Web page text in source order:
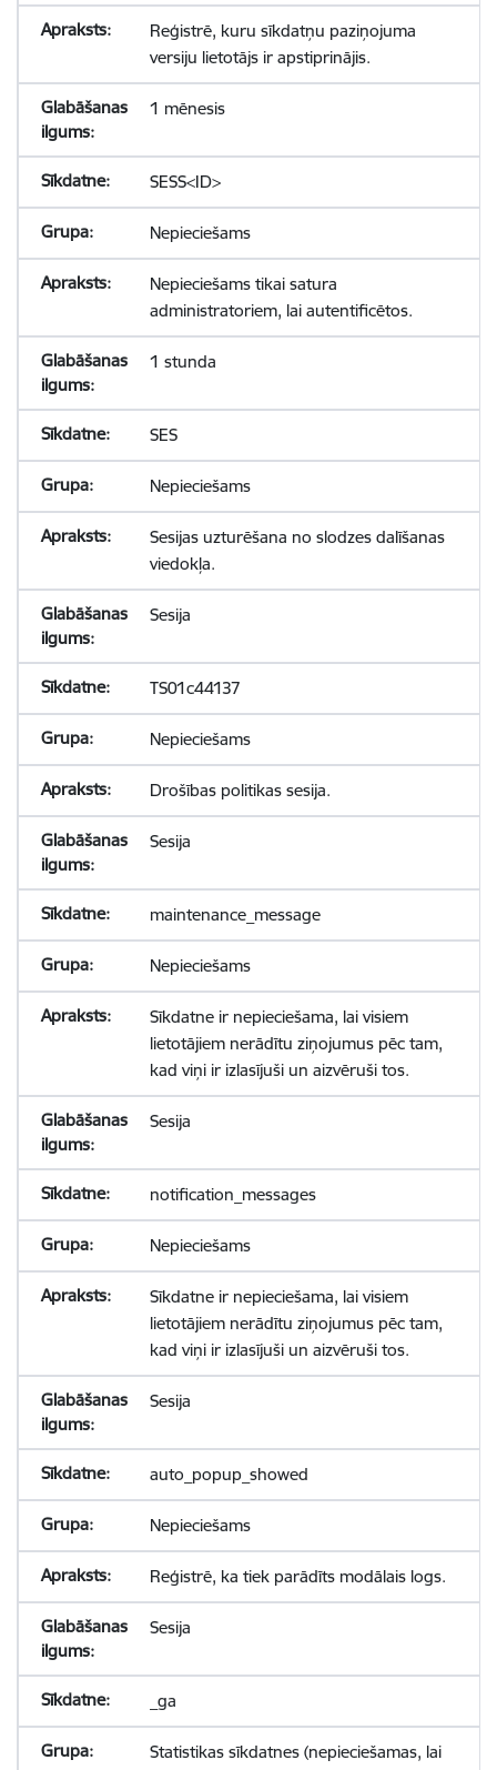
Reģistrē, kuru sīkdatņu paziņojuma
versiju lietotājs ir apstiprinājis.
1 mēnesis
SESS<ID>
Nepieciešams
Nepieciešams tikai satura
administratoriem, lai autentificētos.
1 stunda
SES
Nepieciešams
Sesijas uzturēšana no slodzes dalīšanas
viedokļa.
Sesija
TS01c44137
Nepieciešams
Drošības politikas sesija.
Sesija
maintenance_message
Nepieciešams
Sīkdatne ir nepieciešama, lai visiem
lietotājiem nerādītu ziņojumus pēc tam,
kad viņi ir izlasījuši un aizvēruši tos.
Sesija
notification_messages
Nepieciešams
Sīkdatne ir nepieciešama, lai visiem
lietotājiem nerādītu ziņojumus pēc tam,
kad viņi ir izlasījuši un aizvēruši tos.
Sesija
auto_popup_showed
Nepieciešams
Reģistrē, ka tiek parādīts modālais logs.
Sesija
_ga
Statistikas sīkdatnes (nepieciešamas, lai